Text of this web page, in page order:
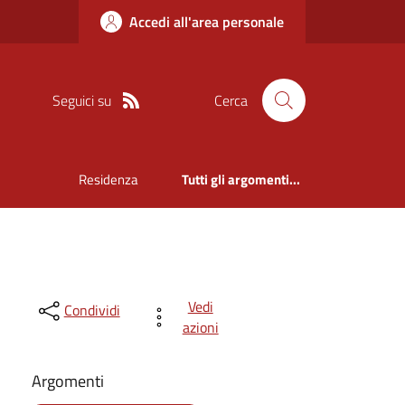
Accedi all'area personale
Seguici su Cerca
Residenza Tutti gli argomenti...
Condividi
Vedi
azioni
Argomenti